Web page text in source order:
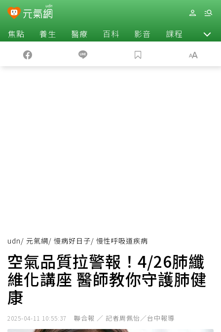
焦點 養生 醫療 百科 影音 課程 退休
udn/ 元氣網/ 慢病好日子/ 慢性呼吸道疾病
空氣品質拉警報！4/26肺纖
維化講座 醫師教你守護肺健
康
2025-04-11 10:55:37 聯合報 ／ 記者周佩怡／台中報導